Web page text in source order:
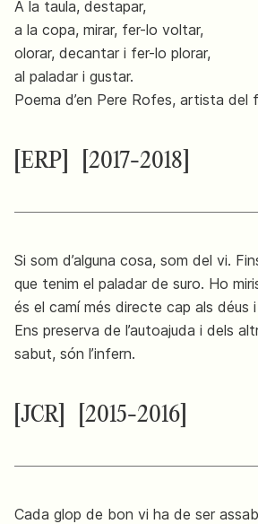
A la taula, destapar,
a la copa, mirar, fer-lo voltar,
olorar, decantar i fer-lo plorar,
al paladar i gustar.
Poema d’en Pere Rofes, artista
[ERP] [2017-2018]
Si som d’alguna cosa, som del vi.
que tenim el paladar de suro. Ho
és el camí més directe cap als déus
Ens preserva de l’autoajuda i dels
sabut, són l’infern.
[JCR] [2015-2016]
Cada glop de bon vi ha de ser